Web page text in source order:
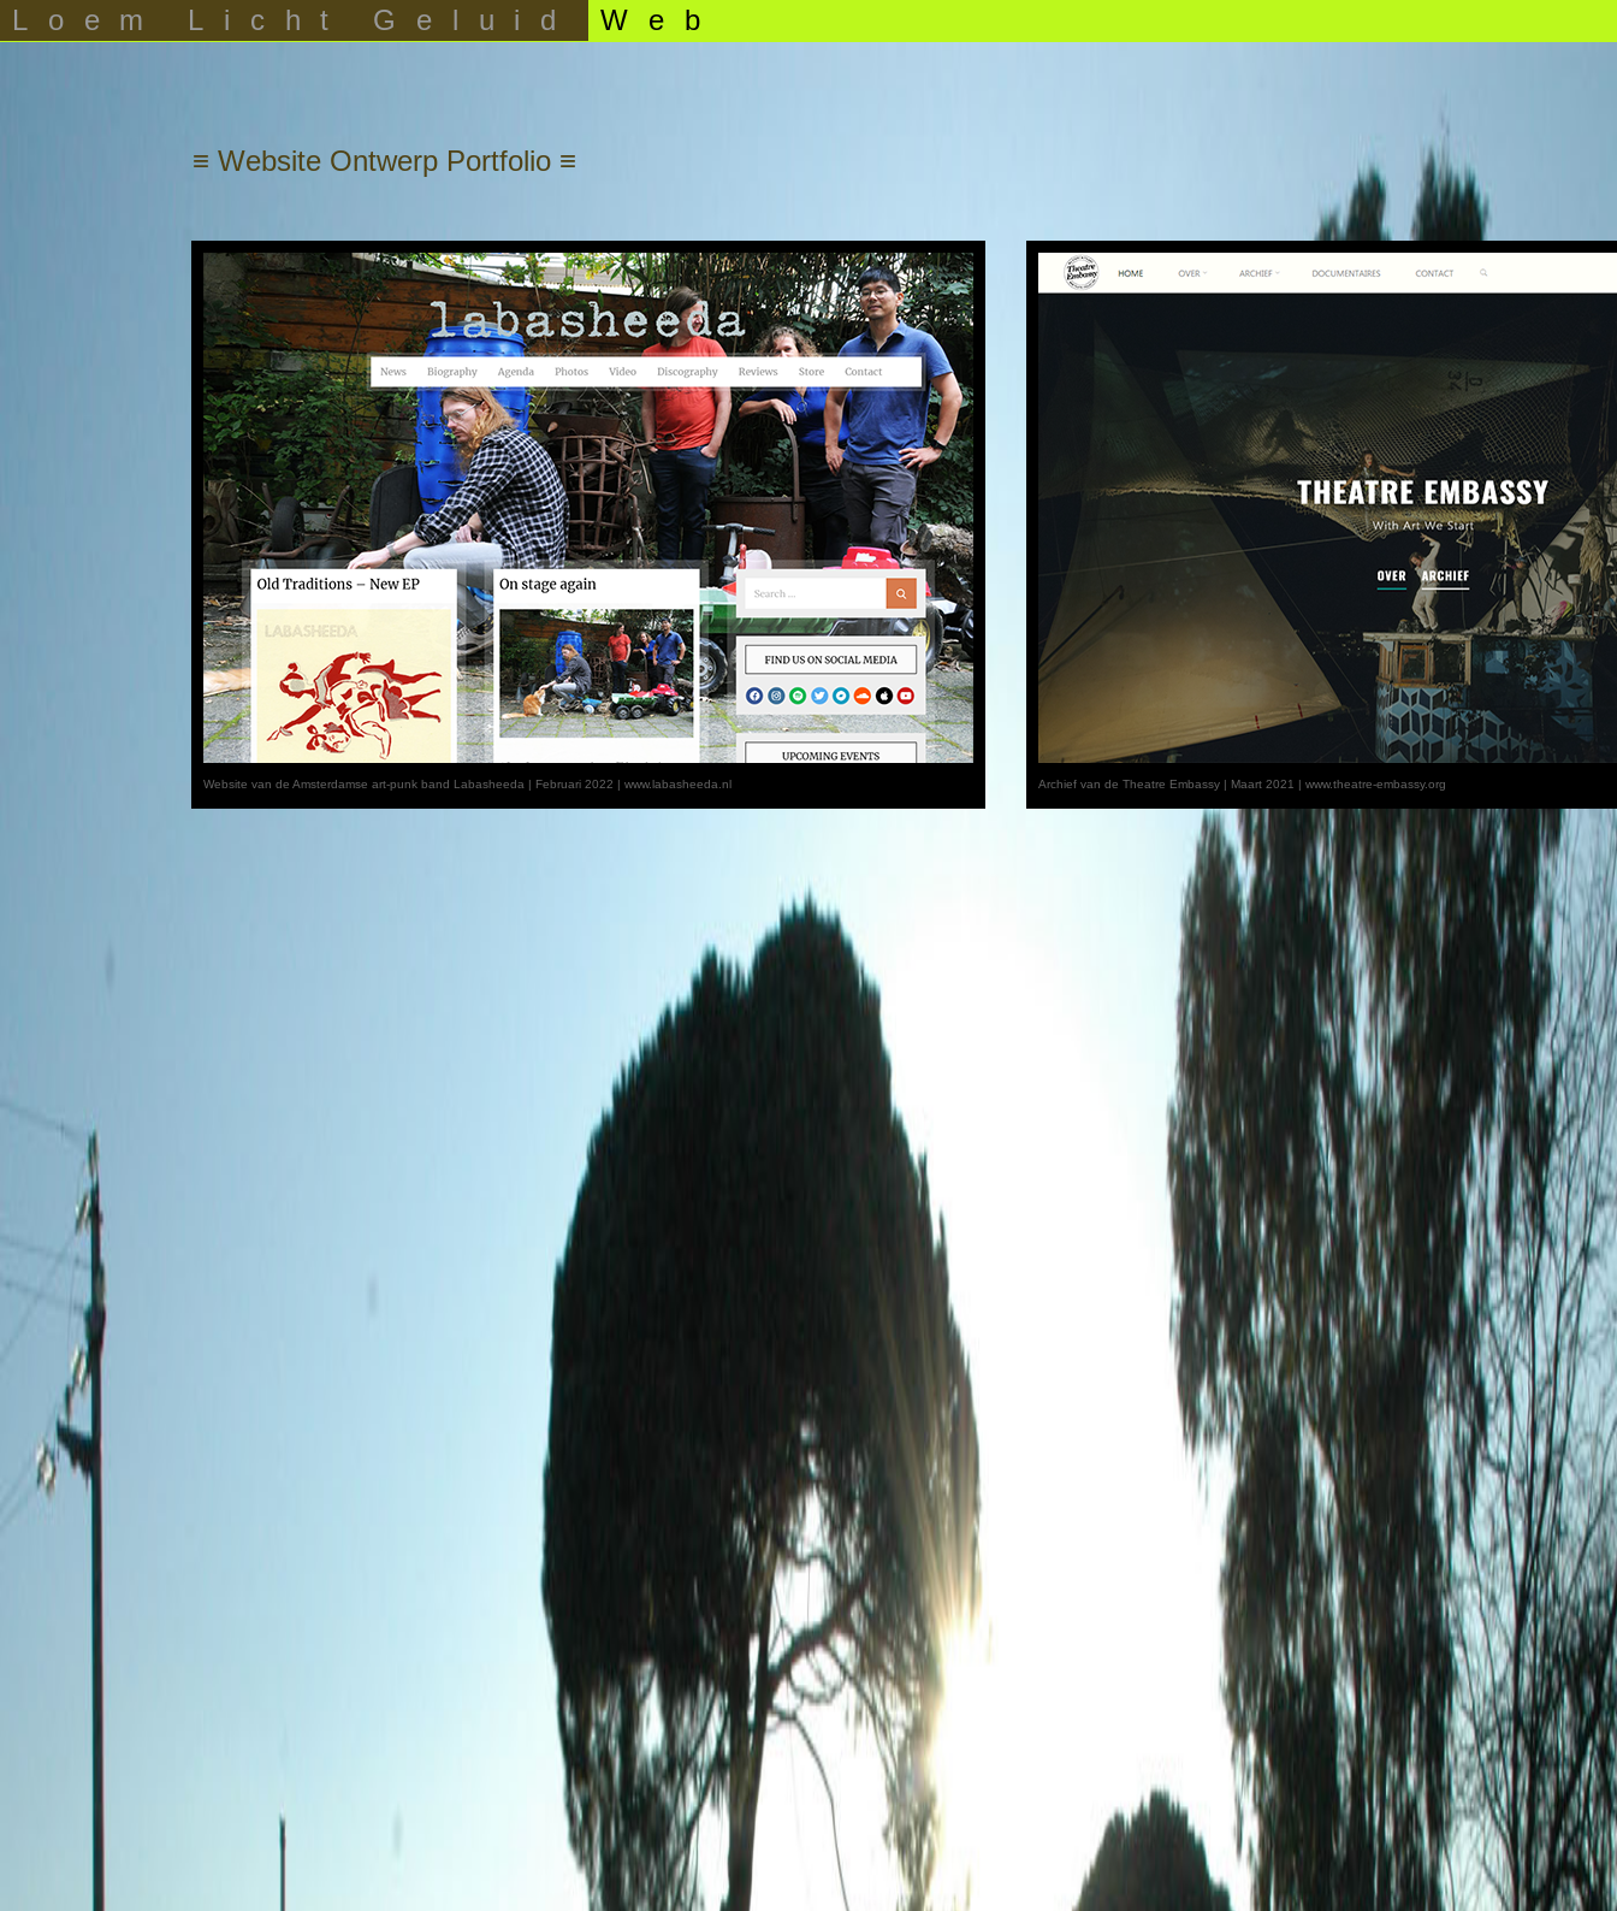
Loem Licht Geluid Web
≡ Website Ontwerp Portfolio ≡
Website van de Amsterdamse art-punk band Labasheeda | Februari 2022 | www.labasheeda.nl Archief van de Theatre Embassy | Maart 2021 | www.theatre-embassy.org